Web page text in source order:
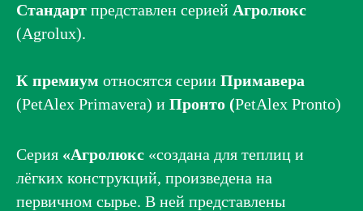
Стандарт представлен серией Агролюкс
(Agrolux).
К премиум относятся серии Примавера
(PetAlex Primavera) и Пронто (PetAlex Pronto)
Серия «Агролюкс «создана для теплиц и
лёгких конструкций, произведена на
первичном сырье. В ней представлены